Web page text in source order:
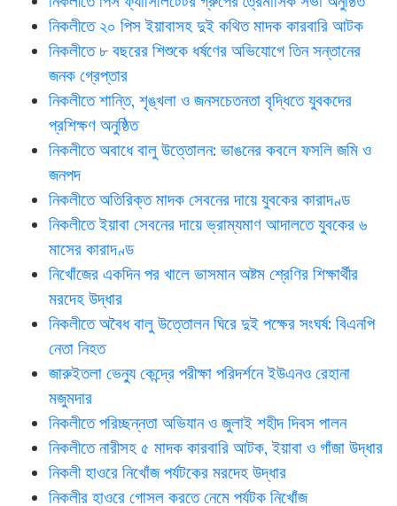
নিকলীতে ২০ পিস ইয়াবাসহ দুই কথিত মাদক কারবারি আটক
নিকলীতে ৮ বছরের শিশুকে ধর্ষণের অভিযোগে তিন সন্তানের
জনক গ্রেপ্তার
নিকলীতে শান্তি, শৃঙ্খলা ও জনসচেতনতা বৃদ্ধিতে যুবকদের
প্রশিক্ষণ অনুষ্ঠিত
নিকলীতে অবাধে বালু উত্তোলন: ভাঙনের কবলে ফসলি জমি ও
জনপদ
নিকলীতে অতিরিক্ত মাদক সেবনের দায়ে যুবকের কারাদণ্ড
নিকলীতে ইয়াবা সেবনের দায়ে ভ্রাম্যমাণ আদালতে যুবকের ৬
মাসের কারাদণ্ড
নিখোঁজের একদিন পর খালে ভাসমান অষ্টম শ্রেণির শিক্ষার্থীর
মরদেহ উদ্ধার
নিকলীতে অবৈধ বালু উত্তোলন ঘিরে দুই পক্ষের সংঘর্ষ: বিএনপি
নেতা নিহত
জারুইতলা ভেন্যু কেন্দ্রে পরীক্ষা পরিদর্শনে ইউএনও রেহানা
মজুমদার
নিকলীতে পরিচ্ছন্নতা অভিযান ও জুলাই শহীদ দিবস পালন
নিকলীতে নারীসহ ৫ মাদক কারবারি আটক, ইয়াবা ও গাঁজা উদ্ধার
নিকলী হাওরে নিখোঁজ পর্যটকের মরদেহ উদ্ধার
নিকলীর হাওরে গোসল করতে নেমে পর্যটক নিখোঁজ